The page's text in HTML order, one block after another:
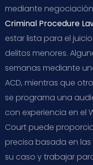
mediante
Criminal Procedure
estar lista para el
delitos menores.
semanas mediante
ACD, mientras que
se programa una
con experiencia en el
Court puede
precisa basada en
su caso y trabajar